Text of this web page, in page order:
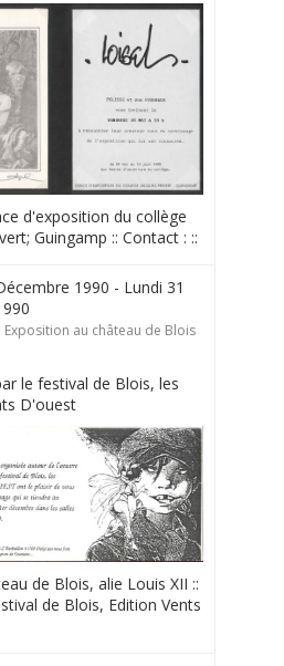
d'exposition du collège
Guingamp :: Contact : ::
1990 - Lundi 31
Exposition au château de Blois
le festival de Blois, les
D'ouest
de Blois, alie Louis XII ::
de Blois, Edition Vents